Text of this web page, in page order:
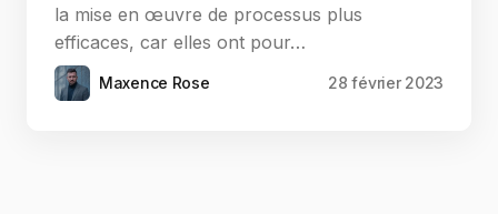
la mise en œuvre de processus plus
efficaces, car elles ont pour…
Maxence Rose 28 février 2023